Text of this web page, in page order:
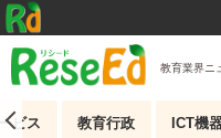
教育業界ニ
ビス 教育行政 ICT機